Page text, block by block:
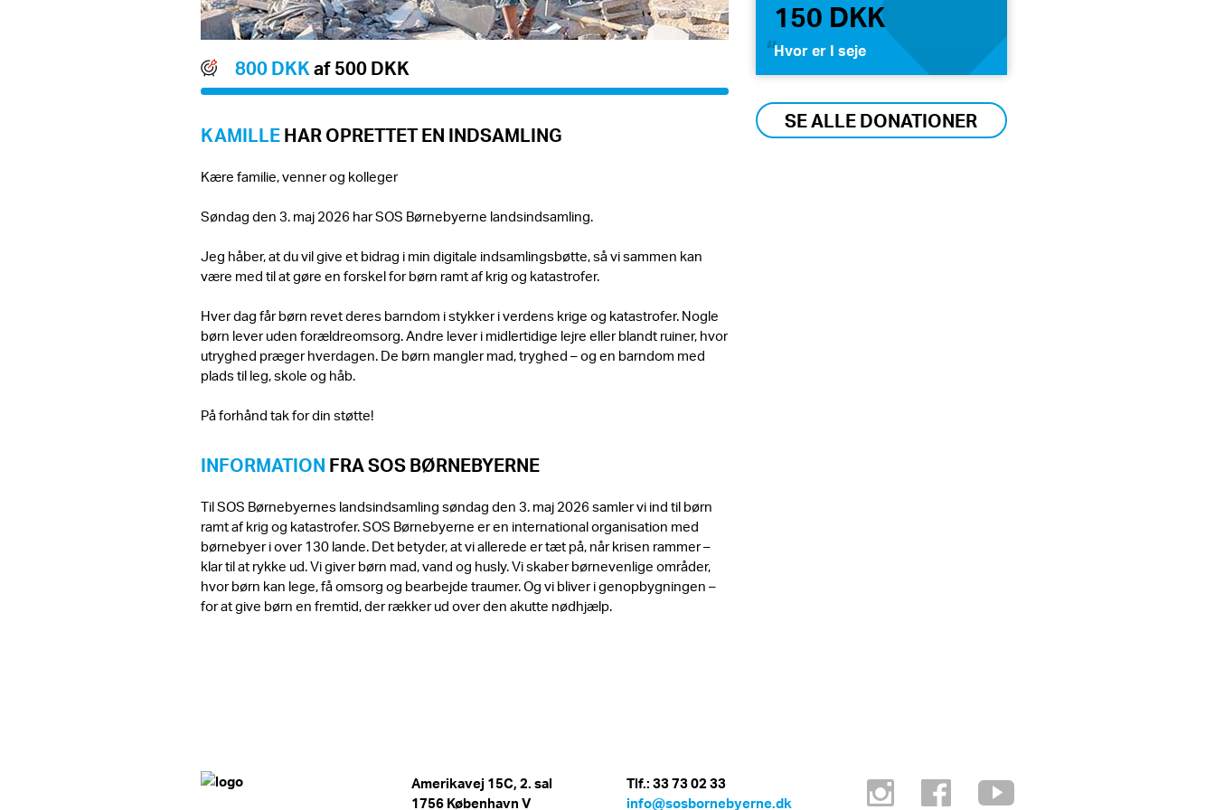
800 DKKaf 500 DKK
KAMILLEHAR OPRETTET EN INDSAMLING
Kære familie, venner og kolleger
Søndag den 3. maj 2026 har SOS Børnebyerne landsindsamling.
Jeg håber, at du vil give et bidrag i min digitale indsamlingsbøtte, så vi sammen kan
være med til at gøre en forskel for børn ramt af krig og katastrofer.
Hver dag får børn revet deres barndom i stykker i verdens krige og katastrofer. Nogle
børn lever uden forældreomsorg. Andre lever i midlertidige lejre eller blandt ruiner, hvor
utryghed præger hverdagen. De børn mangler mad, tryghed – og en barndom med
plads til leg, skole og håb.
På forhånd tak for din støtte!
INFORMATION FRA SOS BØRNEBYERNE
Til SOS Børnebyernes landsindsamling søndag den 3. maj 2026 samler vi ind til børn
ramt af krig og katastrofer. SOS Børnebyerne er en international organisation med
børnebyer i over 130 lande. Det betyder, at vi allerede er tæt på, når krisen rammer –
klar til at rykke ud. Vi giver børn mad, vand og husly. Vi skaber børnevenlige områder,
hvor børn kan lege, få omsorg og bearbejde traumer. Og vi bliver i genopbygningen –
for at give børn en fremtid, der rækker ud over den akutte nødhjælp.
150 DKK
Hvor er I seje
SE ALLE DONATIONER
Amerikavej 15C, 2. sal
1756 København V
Tlf.: 33 73 02 33
info@sosbornebyerne.dk